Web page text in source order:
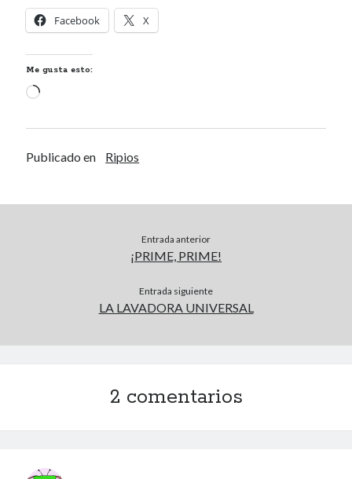
Alea jacta est
ORIGAMI
Mundo de chiste
Odontología mística
Categorías
Facebook X
Me gusta esto:
Cargando...
Publicado en Ripios
Entrada anterior
¡PRIME, PRIME!
Entrada siguiente
LA LAVADORA UNIVERSAL
2 comentarios